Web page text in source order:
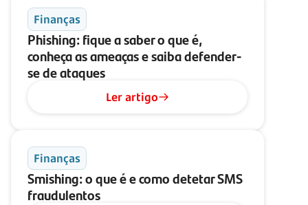
Finanças
Phishing: fique a saber o que é,
conheça as ameaças e saiba defender-
se de ataques
Ler artigo
Finanças
Smishing: o que é e como detetar SMS
fraudulentos